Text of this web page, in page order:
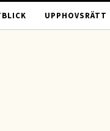
UPPHOVSRÄTT